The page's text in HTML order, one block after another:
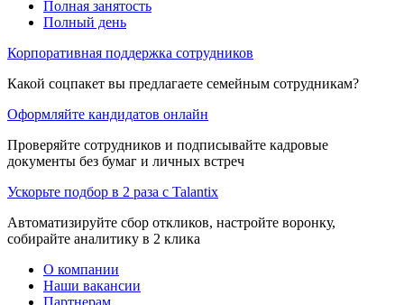
Полная занятость
Полный день
Корпоративная поддержка сотрудников
Какой соцпакет вы предлагаете семейным сотрудникам?
Оформляйте кандидатов онлайн
Проверяйте сотрудников и подписывайте кадровые
документы без бумаг и личных встреч
Ускорьте подбор в 2 раза с Talantix
Автоматизируйте сбор откликов, настройте воронку,
собирайте аналитику в 2 клика
О компании
Наши вакансии
Партнерам